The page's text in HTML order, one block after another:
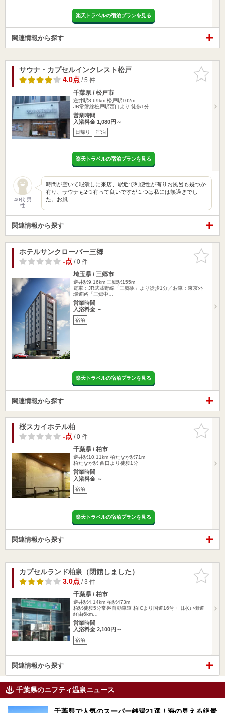
楽天トラベルの宿泊プランを見る
関連情報から探す
お気に入
りに追加
サウナ・カプセルインクレスト松戸
4.0点/ 5 件
千葉県 / 松戸市
逆井駅8.69km 松戸駅102m
JR常磐線松戸駅西口より 徒歩1分
営業時間
入浴料金 1,080円～
日帰り 宿泊
楽天トラベルの宿泊プランを見る
40代 男
性
時間が空いて暇潰しに来店、駅近で利便性が有りお風呂も幾つか
有り、サウナも2つ有って良いですが１つは私には熱過ぎでし
た。お風…
関連情報から探す
お気に入
りに追加
ホテルサンクローバー三郷
-点/ 0 件
埼玉県 / 三郷市
逆井駅9.16km 三郷駅155m
電車：JR武蔵野線「三郷駅」より徒歩1分／お車：東京外
環道路「三郷中…
営業時間
入浴料金 ～
宿泊
楽天トラベルの宿泊プランを見る
関連情報から探す
お気に入
りに追加
桜スカイホテル柏
-点/ 0 件
千葉県 / 柏市
逆井駅10.11km 柏たなか駅71m
柏たなか駅 西口より徒歩1分
営業時間
入浴料金 ～
宿泊
楽天トラベルの宿泊プランを見る
関連情報から探す
お気に入
りに追加
カプセルランド柏泉（閉館しました）
3.0点/ 3 件
千葉県 / 柏市
逆井駅4.14km 柏駅473m
柏駅徒歩5分常磐自動車道 柏ICより国道16号・旧水戸街道
経由6km…
営業時間
入浴料金 2,100円～
宿泊
関連情報から探す
千葉県のニフティ温泉ニュース
千葉県で人気のスーパー銭湯21選！海の見える絶景